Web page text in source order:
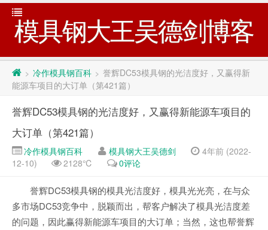
模具钢大王吴德剑博客
> 冷作模具钢百科 > 誉辉DC53模具钢的光洁度好，又赢得新
能源车项目的大订单（第421篇）
誉辉DC53模具钢的光洁度好，又赢得新能源车项目的
大订单（第421篇）
冷作模具钢百科 模具钢大王吴德剑
4年前 (2022-
12-10)
2128℃ 0评论
誉辉DC53模具钢的模具光洁度好，模具光光亮，在与众
多市场DC53竞争中，脱颖而出，帮客户解决了模具光洁度差
的问题，因此赢得新能源车项目的大订单；当然，这也帮誉辉